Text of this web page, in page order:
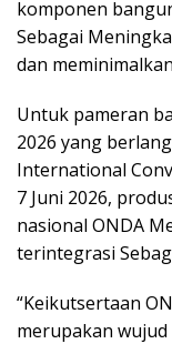
komponen
Sebagai
dan
Untuk pameran
2026 yang
International
7 Juni 2026,
nasional ONDA
terintegrasi
“Keikutsertaan
merupakan